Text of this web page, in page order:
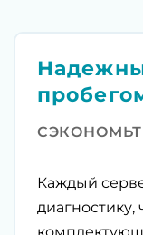
Каждый
диагностику,